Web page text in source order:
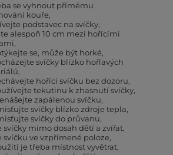
se vyhnout přímému
kouře
podstavec na svíčky
alespoň 10 cm mezi hořícími
se, může být horké
svíčky blízko hořlavých
hořící svíčku bez dozoru
tekutinu k zhasnutí svíčky
zapálenou svíčku
svíčky blízko zdroje tepla
svíčky do průvanu
svíčky mimo dosah dětí a zvířat
svíčku ve vzpřímené poloze
je třeba místnost vyvětrat